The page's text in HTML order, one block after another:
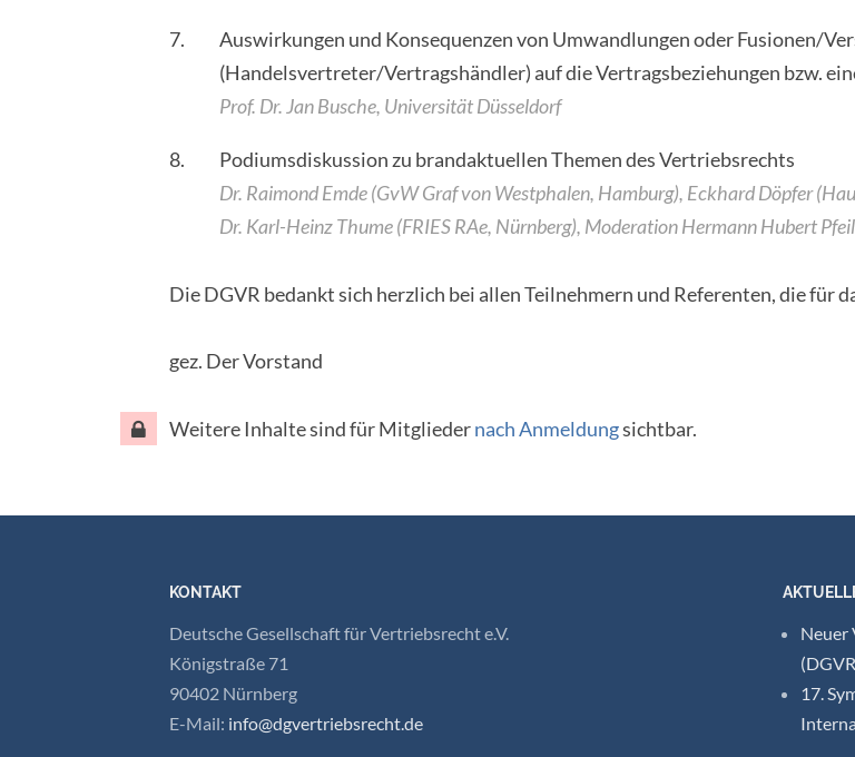
7.
Auswirkungen und Konsequenzen von Umwandlungen oder Fusionen/
(Handelsvertreter/Vertragshändler) auf die Vertragsbeziehungen bzw.
Prof. Dr. Jan Busche, Universität Düsseldorf
8.
Podiumsdiskussion zu brandaktuellen Themen des Vertriebsrechts
Dr. Raimond Emde (GvW Graf von Westphalen, Hamburg), Eckhard Döpfer
Dr. Karl-Heinz Thume (FRIES RAe, Nürnberg), Moderation Hermann Hubert Pfeil
Die DGVR bedankt sich herzlich bei allen Teilnehmern und Referenten, die für
gez. Der Vorstand
Weitere Inhalte sind für Mitgliedernach Anmeldungsichtbar.
KONTAKT
Deutsche Gesellschaft für Vertriebsrecht e.V.
Königstraße 71
90402 Nürnberg
E-Mail: info@dgvertriebsrecht.de
Neuer
17.